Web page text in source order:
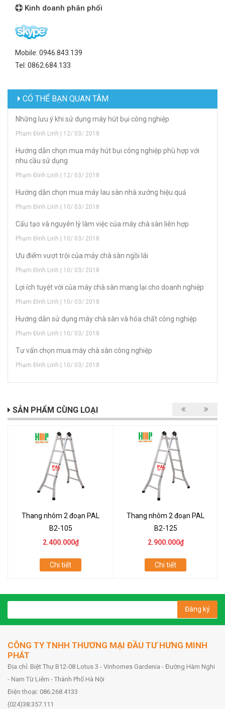
Kinh doanh phân phối
Mobile: 0946.843.139
Tel: 0862.684.133
CÓ THỂ BẠN QUAN TÂM
Những lưu ý khi sử dụng máy hút bụi công nghiệp
Phạm Đình Linh | 12/ 03/ 2018
Hướng dẫn chọn mua máy hút bụi công nghiệp phù hợp với
nhu cầu sử dụng
Phạm Đình Linh | 12/ 03/ 2018
Hướng dẫn chọn mua máy lau sàn nhà xưởng hiệu quả
Phạm Đình Linh | 10/ 03/ 2018
Cấu tạo và nguyên lý làm việc của máy chà sàn liên hợp
Phạm Đình Linh | 10/ 03/ 2018
Ưu điểm vượt trội của máy chà sàn ngồi lái
Phạm Đình Linh | 10/ 03/ 2018
Lợi ích tuyệt vời của máy chà sàn mang lại cho doanh nghiệp
Phạm Đình Linh | 10/ 03/ 2018
Hướng dẫn sử dụng máy chà sàn và hóa chất công nghiệp
Phạm Đình Linh | 10/ 03/ 2018
Tư vấn chọn mua máy chà sàn công nghiệp
Phạm Đình Linh | 10/ 03/ 2018
SẢN PHẨM CÙNG LOẠI
Thang nhôm 2 đoạn PAL
B2-105
2.400.000₫
Chi tiết
Thang nhôm 2 đoạn PAL
B2-125
2.900.000₫
Chi tiết
Đăng ký
CÔNG TY TNHH THƯƠNG MẠI ĐẦU TƯ HƯNG MINH
PHÁT
Địa chỉ: Biệt Thự B12-08 Lotus 3 - Vinhomes Gardenia - Đường Hàm Nghi
- Nam Từ Liêm - Thành Phố Hà Nội
Điện thoại: 086.268.4133
(024)38.357.111